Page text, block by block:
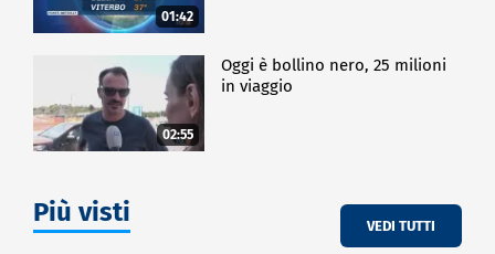
01:42
02:55
Oggi è bollino nero, 25 milioni
in viaggio
Più visti VEDI TUTTI